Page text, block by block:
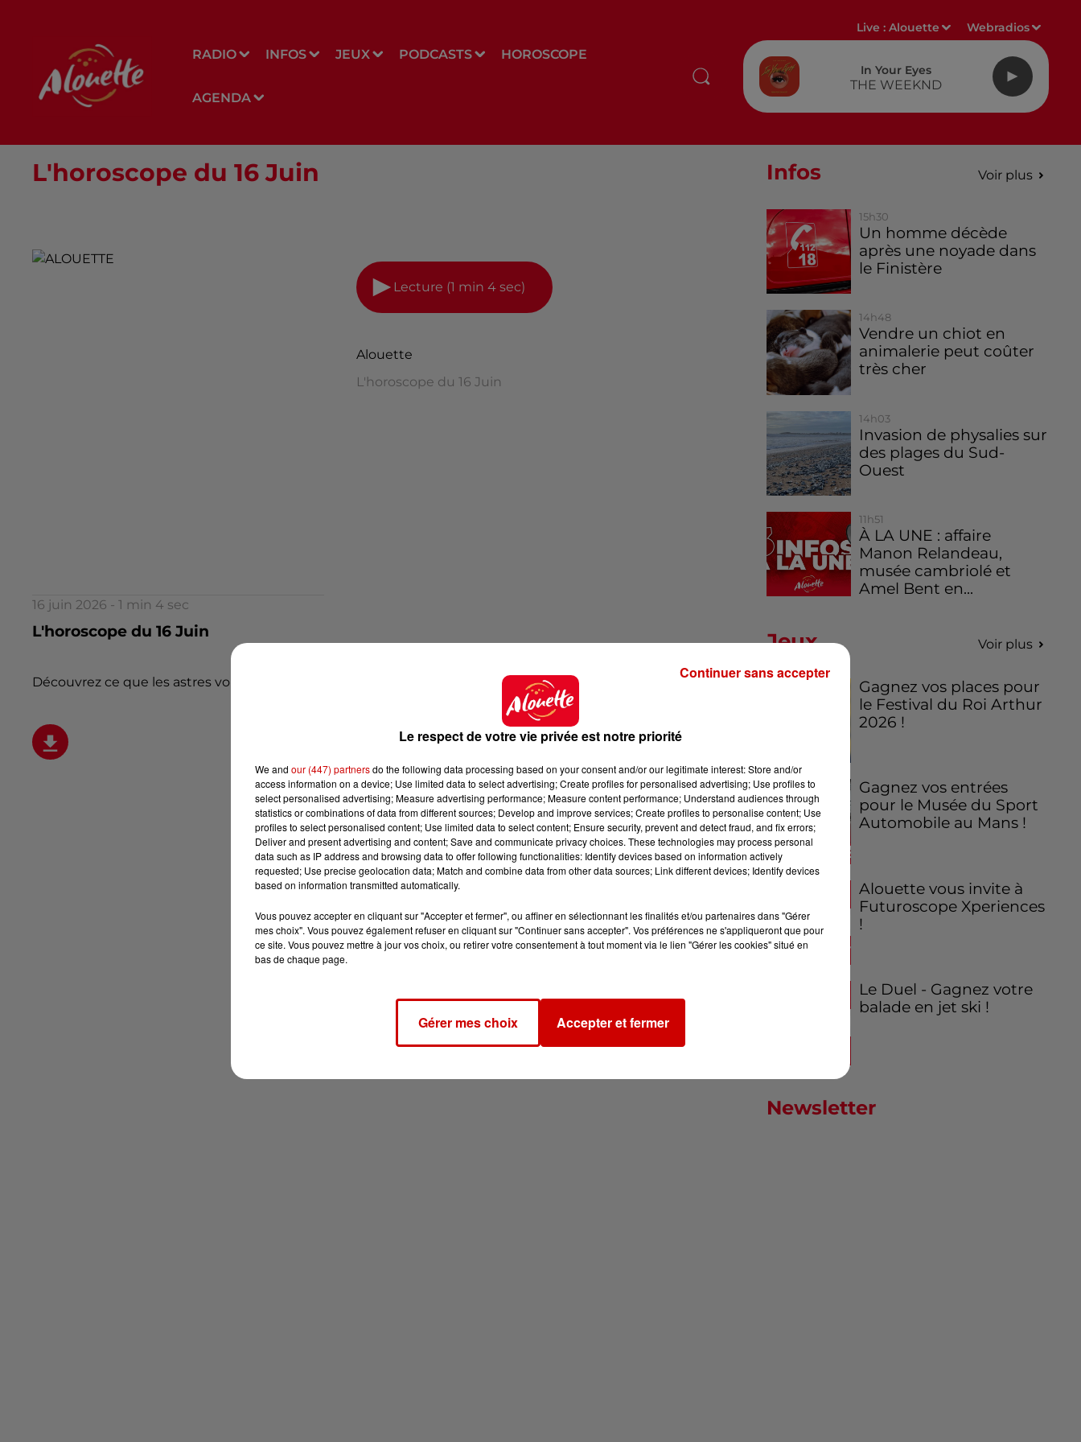
RADIO INFOS JEUX PODCASTS HOROSCOPE
AGENDA
Live :Alouette Webradios
In Your Eyes
THE WEEKND
L'horoscope du 16 Juin
Lecture (1 min 4 sec)
Alouette
L'horoscope du 16 Juin
16 juin 2026 - 1 min 4 sec
L'horoscope du 16 Juin
Découvrez ce que les astres vous réservent aujourd'hui !
Infos Voir plus
15h30
Un homme décède
après une noyade dans
le Finistère
14h48
Vendre un chiot en
animalerie peut coûter
très cher
14h03
Invasion de physalies sur
des plages du Sud-
Ouest
11h51
À LA UNE : affaire
Manon Relandeau,
musée cambriolé et
Amel Bent en...
Jeux Voir plus
Gagnez vos places pour
le Festival du Roi Arthur
2026 !
Gagnez vos entrées
pour le Musée du Sport
Automobile au Mans !
Alouette vous invite à
Futuroscope Xperiences
!
Le Duel - Gagnez votre
balade en jet ski !
Newsletter
Le respect de votre vie privée est notre priorité
We and our (447) partnersdo the following data processing based on your consent and/or our legitimate interest: Store and/or
access information on a device; Use limited data to select advertising; Create profiles for personalised advertising; Use profiles to
select personalised advertising; Measure advertising performance; Measure content performance; Understand audiences through
statistics or combinations of data from different sources; Develop and improve services; Create profiles to personalise content; Use
profiles to select personalised content; Use limited data to select content; Ensure security, prevent and detect fraud, and fix errors;
Deliver and present advertising and content; Save and communicate privacy choices. These technologies may process personal
data such as IP address and browsing data to offer following functionalities: Identify devices based on information actively
requested; Use precise geolocation data; Match and combine data from other data sources; Link different devices; Identify devices
based on information transmitted automatically.
Vous pouvez accepter en cliquant sur "Accepter et fermer", ou affiner en sélectionnant les finalités et/ou partenaires dans "Gérer
mes choix". Vous pouvez également refuser en cliquant sur "Continuer sans accepter". Vos préférences ne s'appliqueront que pour
ce site. Vous pouvez mettre à jour vos choix, ou retirer votre consentement à tout moment via le lien "Gérer les cookies" situé en
bas de chaque page.
Gérer mes choix Accepter et fermer
Continuer sans accepter